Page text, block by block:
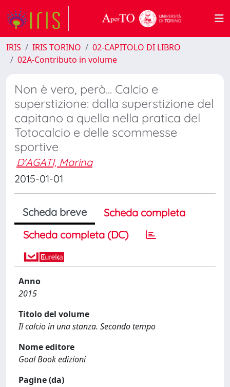
IRIS IRIS TORINO
02-CAPITOLO DI LIBRO
02A-Contributo in volume
Non è vero, però... Calcio e
superstizione: dalla superstizione del
capitano a quella nella pratica del
Totocalcio e delle scommesse
sportive
D'AGATI, Marina
2015-01-01
Scheda breve
Scheda completa
Scheda completa (DC)
Anno
2015
Titolo del volume
Il calcio in una stanza. Secondo tempo
Nome editore
Goal Book edizioni
Pagine (da)